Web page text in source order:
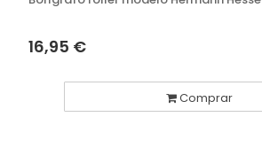
16,95 €
Comprar